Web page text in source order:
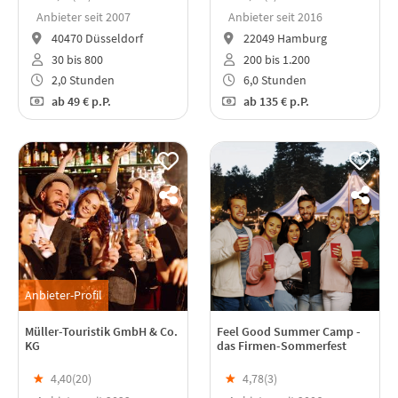
Anbieter seit 2007
40470 Düsseldorf
30 bis 800
2,0 Stunden
ab49 € p.P.
Anbieter seit 2016
22049 Hamburg
200 bis 1.200
6,0 Stunden
ab135 € p.P.
Anbieter-Profil
Müller-Touristik GmbH & Co.
KG
★ 4,40(20)
Feel Good Summer Camp -
das Firmen-Sommerfest
★ 4,78(3)